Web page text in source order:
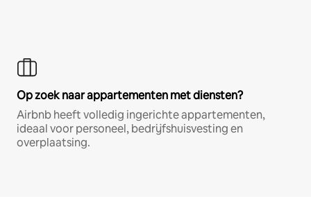
Op zoek naar appartementen met diensten?
Airbnb heeft volledig ingerichte appartementen,
ideaal voor personeel, bedrijfshuisvesting en
overplaatsing.